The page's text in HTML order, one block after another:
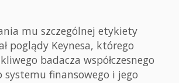
mu szczególnej etykiety
poglądy Keynesa, którego
badacza współczesnego
finansowego i jego